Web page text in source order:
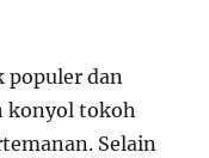
populer dan
konyol tokoh
Selain